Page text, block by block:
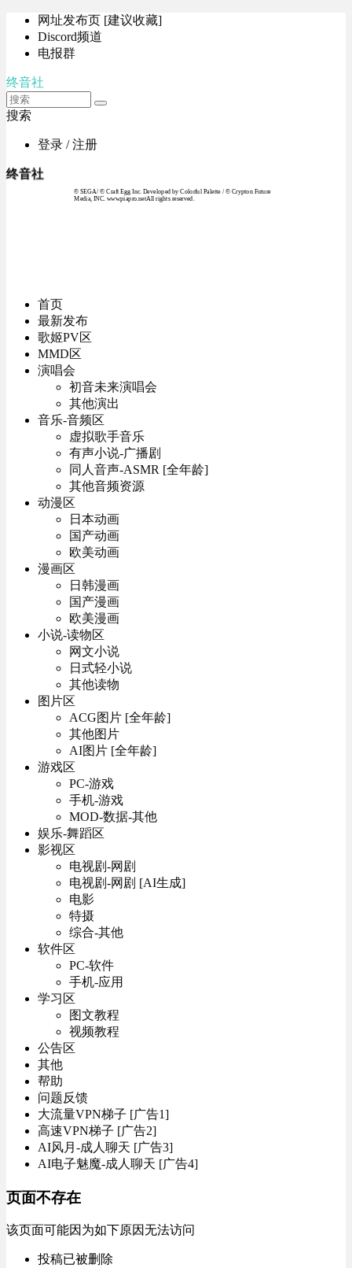
网址发布页 [建议收藏]
Discord频道
电报群
终音社
搜索
登录 / 注册
终音社
© SEGA / © Craft Egg Inc. Developed by Colorful Palette / © Crypton Future
Media, INC. www.piapro.netAll rights reserved.
首页
最新发布
歌姬PV区
MMD区
演唱会
初音未来演唱会
其他演出
音乐-音频区
虚拟歌手音乐
有声小说-广播剧
同人音声-ASMR [全年龄]
其他音频资源
动漫区
日本动画
国产动画
欧美动画
漫画区
日韩漫画
国产漫画
欧美漫画
小说-读物区
网文小说
日式轻小说
其他读物
图片区
ACG图片 [全年龄]
其他图片
AI图片 [全年龄]
游戏区
PC-游戏
手机-游戏
MOD-数据-其他
娱乐-舞蹈区
影视区
电视剧-网剧
电视剧-网剧 [AI生成]
电影
特摄
综合-其他
软件区
PC-软件
手机-应用
学习区
图文教程
视频教程
公告区
其他
帮助
问题反馈
大流量VPN梯子 [广告1]
高速VPN梯子 [广告2]
AI风月-成人聊天 [广告3]
AI电子魅魔-成人聊天 [广告4]
页面不存在
该页面可能因为如下原因无法访问
投稿已被删除